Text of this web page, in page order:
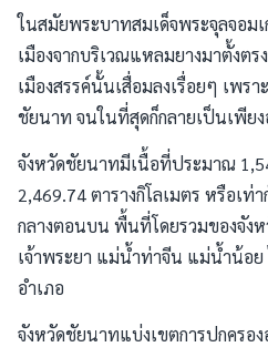
ในสมัยพระบาทสมเด็จพระจุลจอมเ
เมืองจากบริเวณแหลมยางมาตั้งต
เมืองสรรค์นั้นเสื่อมลงเรื่อยๆ เพ
ชัยนาท จนในที่สุดก็กลายเป็นเพีย
จังหวัดชัยนาทมีเนื้อที่ประมาณ
2,469.74 ตารางกิโลเมตร หรือเ
กลางตอนบน พื้นที่โดยรวมของจั
เจ้าพระยา แม่น้ำท่าจีน แม่น้ำน้อ
อำเภอ
จังหวัดชัยนาทแบ่งเขตการปกครอ